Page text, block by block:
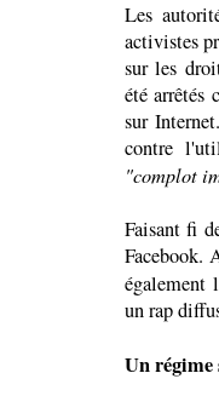
Les
activistes
sur les
été arrêtés
sur
contre
"complot
Faisant fi
Facebook.
un rap
Un régime